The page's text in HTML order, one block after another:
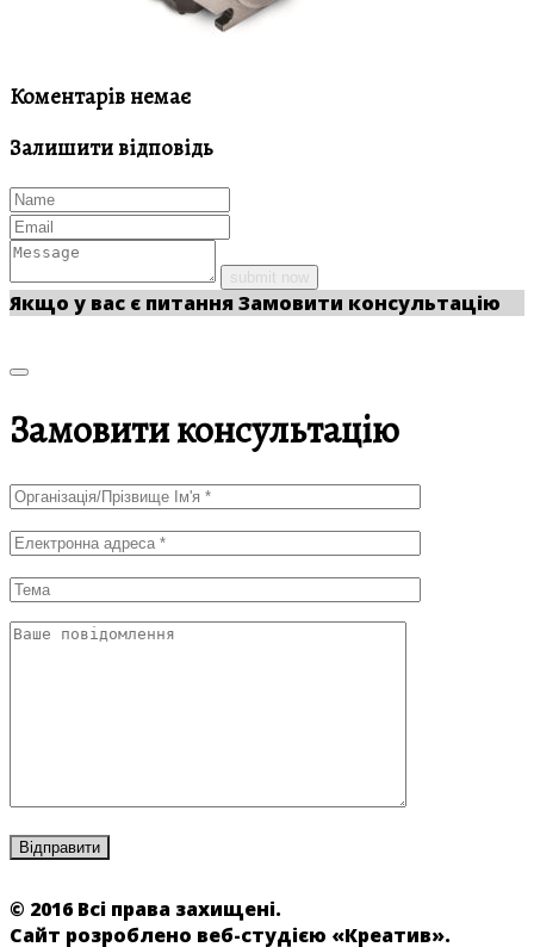
Коментарів немає
Залишити відповідь
submit now
Якщо у вас є питанняЗамовити консультацію
Замовити консультацію
© 2016 Всі права захищені.
Сайт розроблено веб-студією «Креатив».